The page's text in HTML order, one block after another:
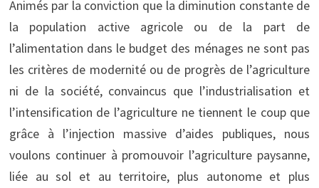
Animés par la conviction que la diminution constante de
la population active agricole ou de la part de
l’alimentation dans le budget des ménages ne sont pas
les critères de modernité ou de progrès de l’agriculture
ni de la société, convaincus que l’industrialisation et
l’intensification de l’agriculture ne tiennent le coup que
grâce à l’injection massive d’aides publiques, nous
voulons continuer à promouvoir l’agriculture paysanne,
liée au sol et au territoire, plus autonome et plus